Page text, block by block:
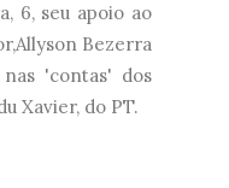
6, seu apoio ao
Bezerra
'contas' dos
Xavier, do PT.